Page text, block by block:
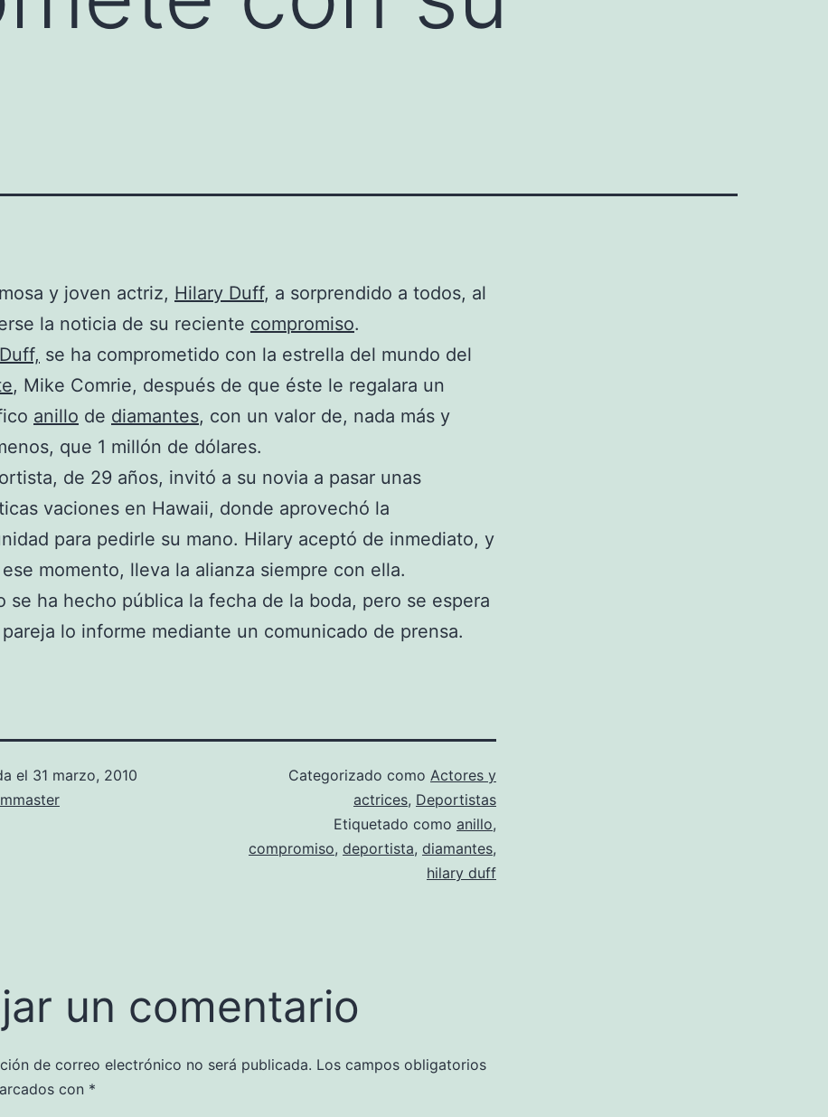
y joven actriz, Hilary Duff, a sorprendido a todos, al
la noticia de su reciente compromiso.
se ha comprometido con la estrella del mundo del
, Mike Comrie, después de que éste le regalara un
anillo de diamantes, con un valor de, nada más y
que 1 millón de dólares.
de 29 años, invitó a su novia a pasar unas
vaciones en Hawaii, donde aprovechó la
para pedirle su mano. Hilary aceptó de inmediato, y
momento, lleva la alianza siempre con ella.
se ha hecho pública la fecha de la boda, pero se espera
lo informe mediante un comunicado de prensa.
el 31 marzo, 2010
Categorizado como Actores y
actrices, Deportistas
Etiquetado como anillo,
compromiso, deportista, diamantes,
hilary duff
un comentario
de correo electrónico no será publicada. Los campos obligatorios
con *